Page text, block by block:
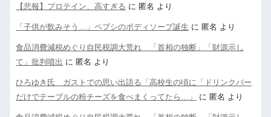
【悲報】プロテイン、高すぎる に 匿名 より
「子供が飲みそう…」ペプシのボディソープ誕生 に 匿名 より
食品消費減税めぐり自民税調大荒れ 「首相の独断」「財源示し
て」批判噴出 に 匿名 より
ひろゆき氏 ガストでの思い出語る「高校生の頃に「ドリンクバー
だけでテーブルの粉チーズを食べまくってたら…」
に 匿名 より